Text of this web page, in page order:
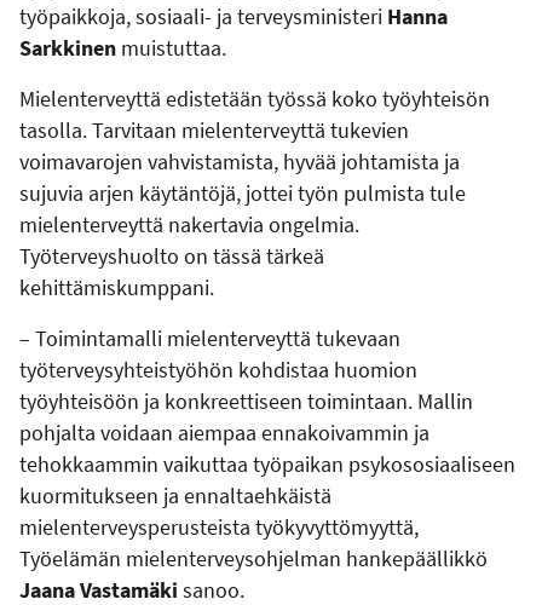
työpaikkoja, sosiaali- ja terveysministeri Hanna
Sarkkinen muistuttaa.
Mielenterveyttä edistetään työssä koko työyhteisön
tasolla. Tarvitaan mielenterveyttä tukevien
voimavarojen vahvistamista, hyvää johtamista ja
sujuvia arjen käytäntöjä, jottei työn pulmista tule
mielenterveyttä nakertavia ongelmia.
Työterveyshuolto on tässä tärkeä
kehittämiskumppani.
– Toimintamalli mielenterveyttä tukevaan
työterveysyhteistyöhön kohdistaa huomion
työyhteisöön ja konkreettiseen toimintaan. Mallin
pohjalta voidaan aiempaa ennakoivammin ja
tehokkaammin vaikuttaa työpaikan psykososiaaliseen
kuormitukseen ja ennaltaehkäistä
mielenterveysperusteista työkyvyttömyyttä,
Työelämän mielenterveysohjelman hankepäällikkö
Jaana Vastamäki sanoo.